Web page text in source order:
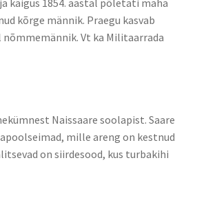
käigus 1854. aastal põletati maha
kõrge männik. Praegu kasvab
nõmmemännik. Vt ka Militaarrada
Naissaare soolapist. Saare
mille areng on kestnud
on siirdesood, kus turbakihi